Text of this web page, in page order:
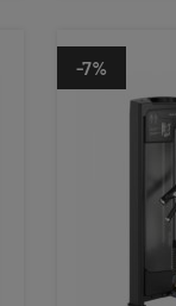
-7%